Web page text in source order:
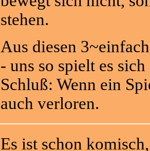
stehen.
Aus diesen
- uns so spielt es
Schluß: Wenn ein
auch verloren.
Es ist schon